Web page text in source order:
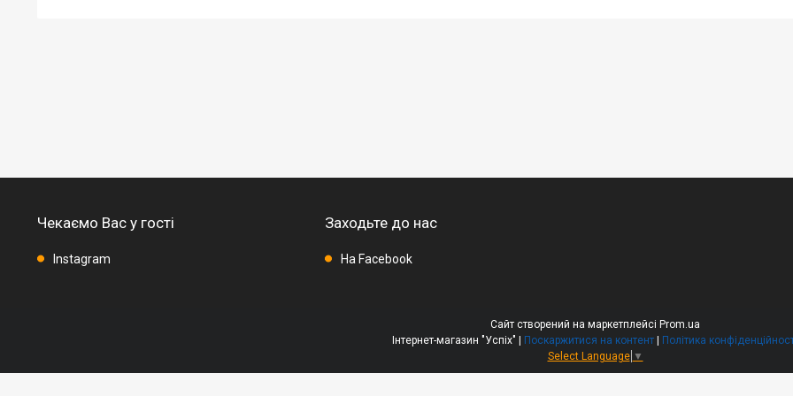
Чекаємо Вас у гості
Instagram
Заходьте до нас
На Facebook
Сайт створений на маркетплейсі Prom.ua
Інтернет-магазин "Успіх" | Поскаржитися на контент | Політика
Select Language ▼